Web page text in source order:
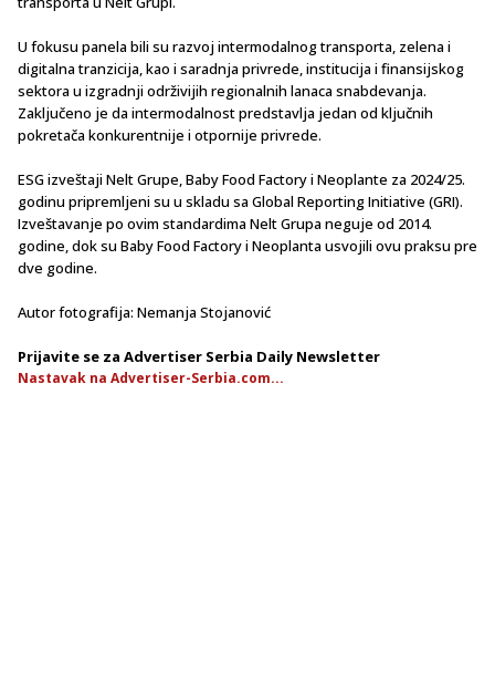
U fokusu panela bili su razvoj intermodalnog transporta, zelena i
digitalna tranzicija, kao i saradnja privrede, institucija i finansijskog
sektora u izgradnji održivijih regionalnih lanaca snabdevanja.
Zaključeno je da intermodalnost predstavlja jedan od ključnih
pokretača konkurentnije i otpornije privrede.
ESG izveštaji Nelt Grupe, Baby Food Factory i Neoplante za 2024/25.
godinu pripremljeni su u skladu sa Global Reporting Initiative (GRI).
Izveštavanje po ovim standardima Nelt Grupa neguje od 2014.
godine, dok su Baby Food Factory i Neoplanta usvojili ovu praksu pre
dve godine.
Autor fotografija: Nemanja Stojanović
Prijavite se za Advertiser Serbia Daily Newsletter
Nastavak na Advertiser-Serbia.com...